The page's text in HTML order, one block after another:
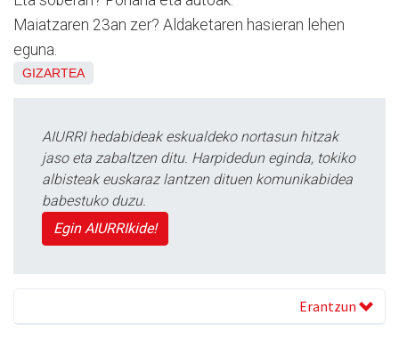
Maiatzaren 23an zer? Aldaketaren hasieran lehen
eguna.
GIZARTEA
AIURRI hedabideak eskualdeko nortasun hitzak
jaso eta zabaltzen ditu. Harpidedun eginda, tokiko
albisteak euskaraz lantzen dituen komunikabidea
babestuko duzu.
Egin AIURRIkide!
Erantzun